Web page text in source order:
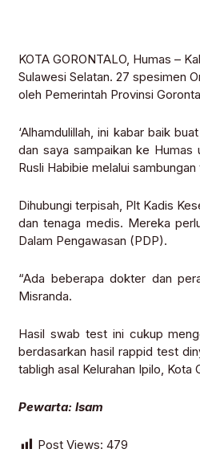
KOTA GORONTALO, Humas –
Sulawesi Selatan. 27 spesimen
oleh Pemerintah Provinsi
‘Alhamdulillah, ini kabar baik
dan saya sampaikan ke Humas
Rusli Habibie melalui
Dihubungi terpisah, Plt Kadis
dan tenaga medis. Mereka
Dalam Pengawasan (PDP).
“Ada beberapa dokter dan
Misranda.
Hasil swab test ini cukup
berdasarkan hasil rappid test
tabligh asal Kelurahan Ipilo, Kota
Pewarta: Isam
Post Views: 479